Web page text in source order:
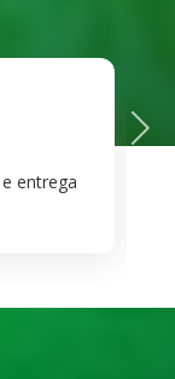
entrega
Next